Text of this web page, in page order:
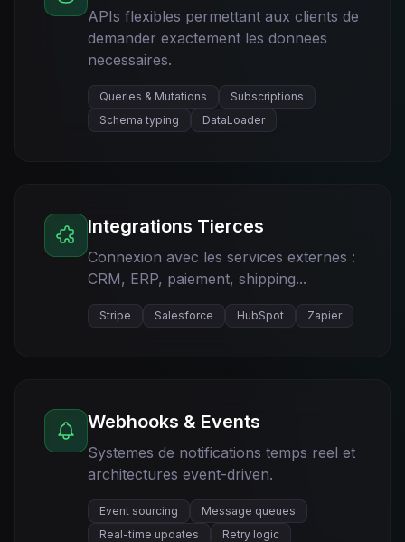
APIs flexibles permettant aux clients de
demander exactement les donnees
necessaires.
Queries & Mutations
Subscriptions
Schema typing
DataLoader
Integrations Tierces
Connexion avec les services externes :
CRM, ERP, paiement, shipping...
Stripe Salesforce HubSpot Zapier
Webhooks & Events
Systemes de notifications temps reel et
architectures event-driven.
Event sourcing
Message queues
Real-time updates
Retry logic